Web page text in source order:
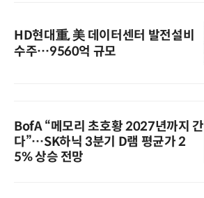
HD현대重, 美 데이터센터 발전설비
수주…9560억 규모
BofA “메모리 초호황 2027년까지 간
다”…SK하닉 3분기 D램 평균가 2
5% 상승 전망